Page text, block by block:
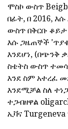
ሞስኮ ውስጥ
በፊት, በ 2016,
ውስጥ በቅርቡ
እሱ ጋዜጠኞች
እንደሆነ, (በጭንቅ
ስቴትስ ውስጥ
እንደ ስም አተረፈ
እንደሚቻል ስለ
ተጋብዘዋል
ኢቫና